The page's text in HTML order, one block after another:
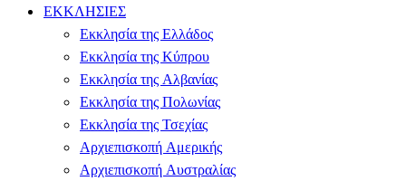
ΕΚΚΛΗΣΙΕΣ
Εκκλησία της Ελλάδος
Εκκλησία της Κύπρου
Εκκλησία της Αλβανίας
Εκκλησία της Πολωνίας
Εκκλησία της Τσεχίας
Αρχιεπισκοπή Αμερικής
Αρχιεπισκοπή Αυστραλίας